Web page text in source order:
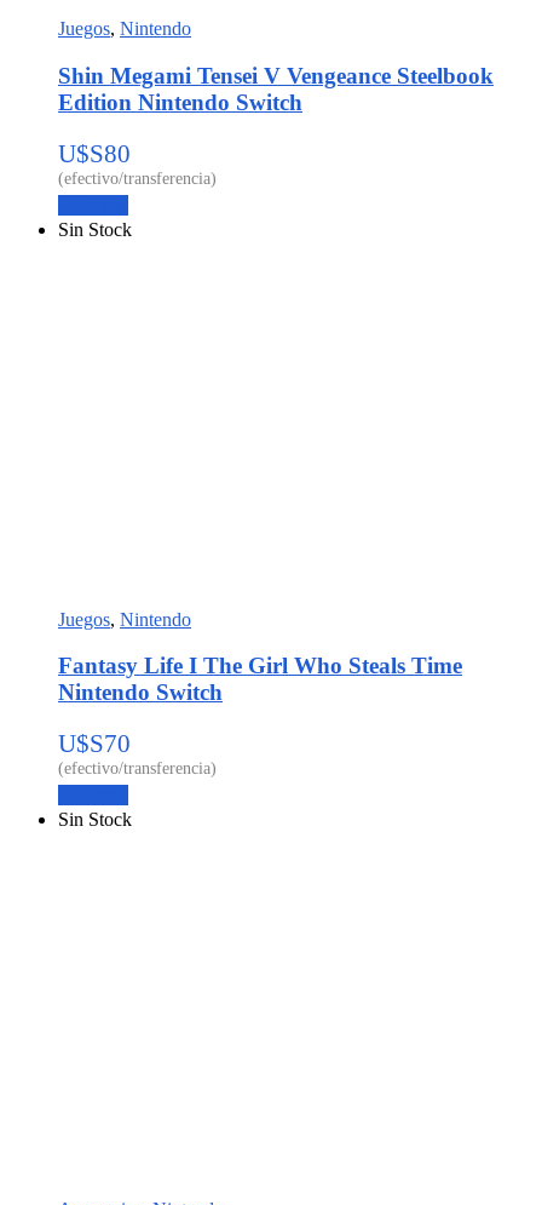
Juegos, Nintendo
Shin Megami Tensei V Vengeance Steelbook
Edition Nintendo Switch
U$S80
Sin Stock
Juegos, Nintendo
Fantasy Life I The Girl Who Steals Time
Nintendo Switch
U$S70
Sin Stock